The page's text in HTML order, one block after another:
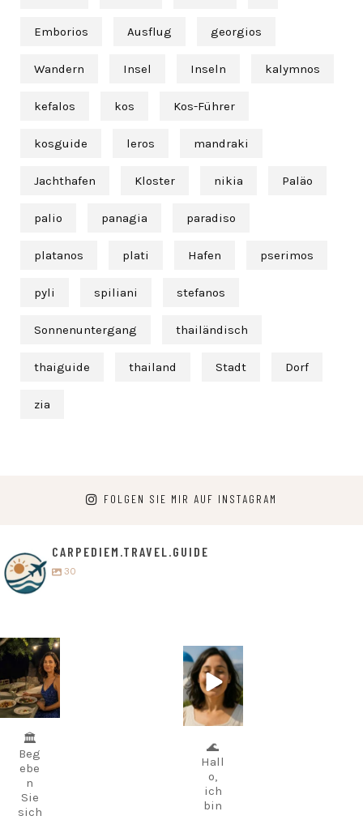
Emborios Ausflug georgios
Wandern Insel Inseln kalymnos
kefalos kos Kos-Führer
kosguide leros mandraki
Jachthafen Kloster nikia Paläo
palio panagia paradiso
platanos plati Hafen pserimos
pyli spiliani stefanos
Sonnenuntergang thailändisch
thaiguide thailand Stadt Dorf
zia
FOLGEN SIE MIR AUF INSTAGRAM
CARPEDIEM.TRAVEL.GUIDE
30
carpediem.tr
avel.guide
5. Juli
🏛️
Beg
ebe
n
Sie
sich
carpediem.tr
avel.guide
25. Juni
🌊
Hall
o,
ich
bin